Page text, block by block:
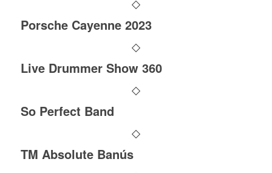
Porsche Cayenne 2023
Live Drummer Show 360
So Perfect Band
TM Absolute Banús